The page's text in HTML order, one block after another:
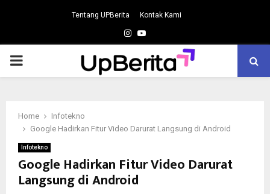
Tentang UPBerita Kontak Kami
Instagram
Youtube
PRIMARY
Home
Infotekno
Google Hadirkan Fitur Video Darurat Langsung di Android
Infotekno
Google Hadirkan Fitur Video Darurat
Langsung di Android